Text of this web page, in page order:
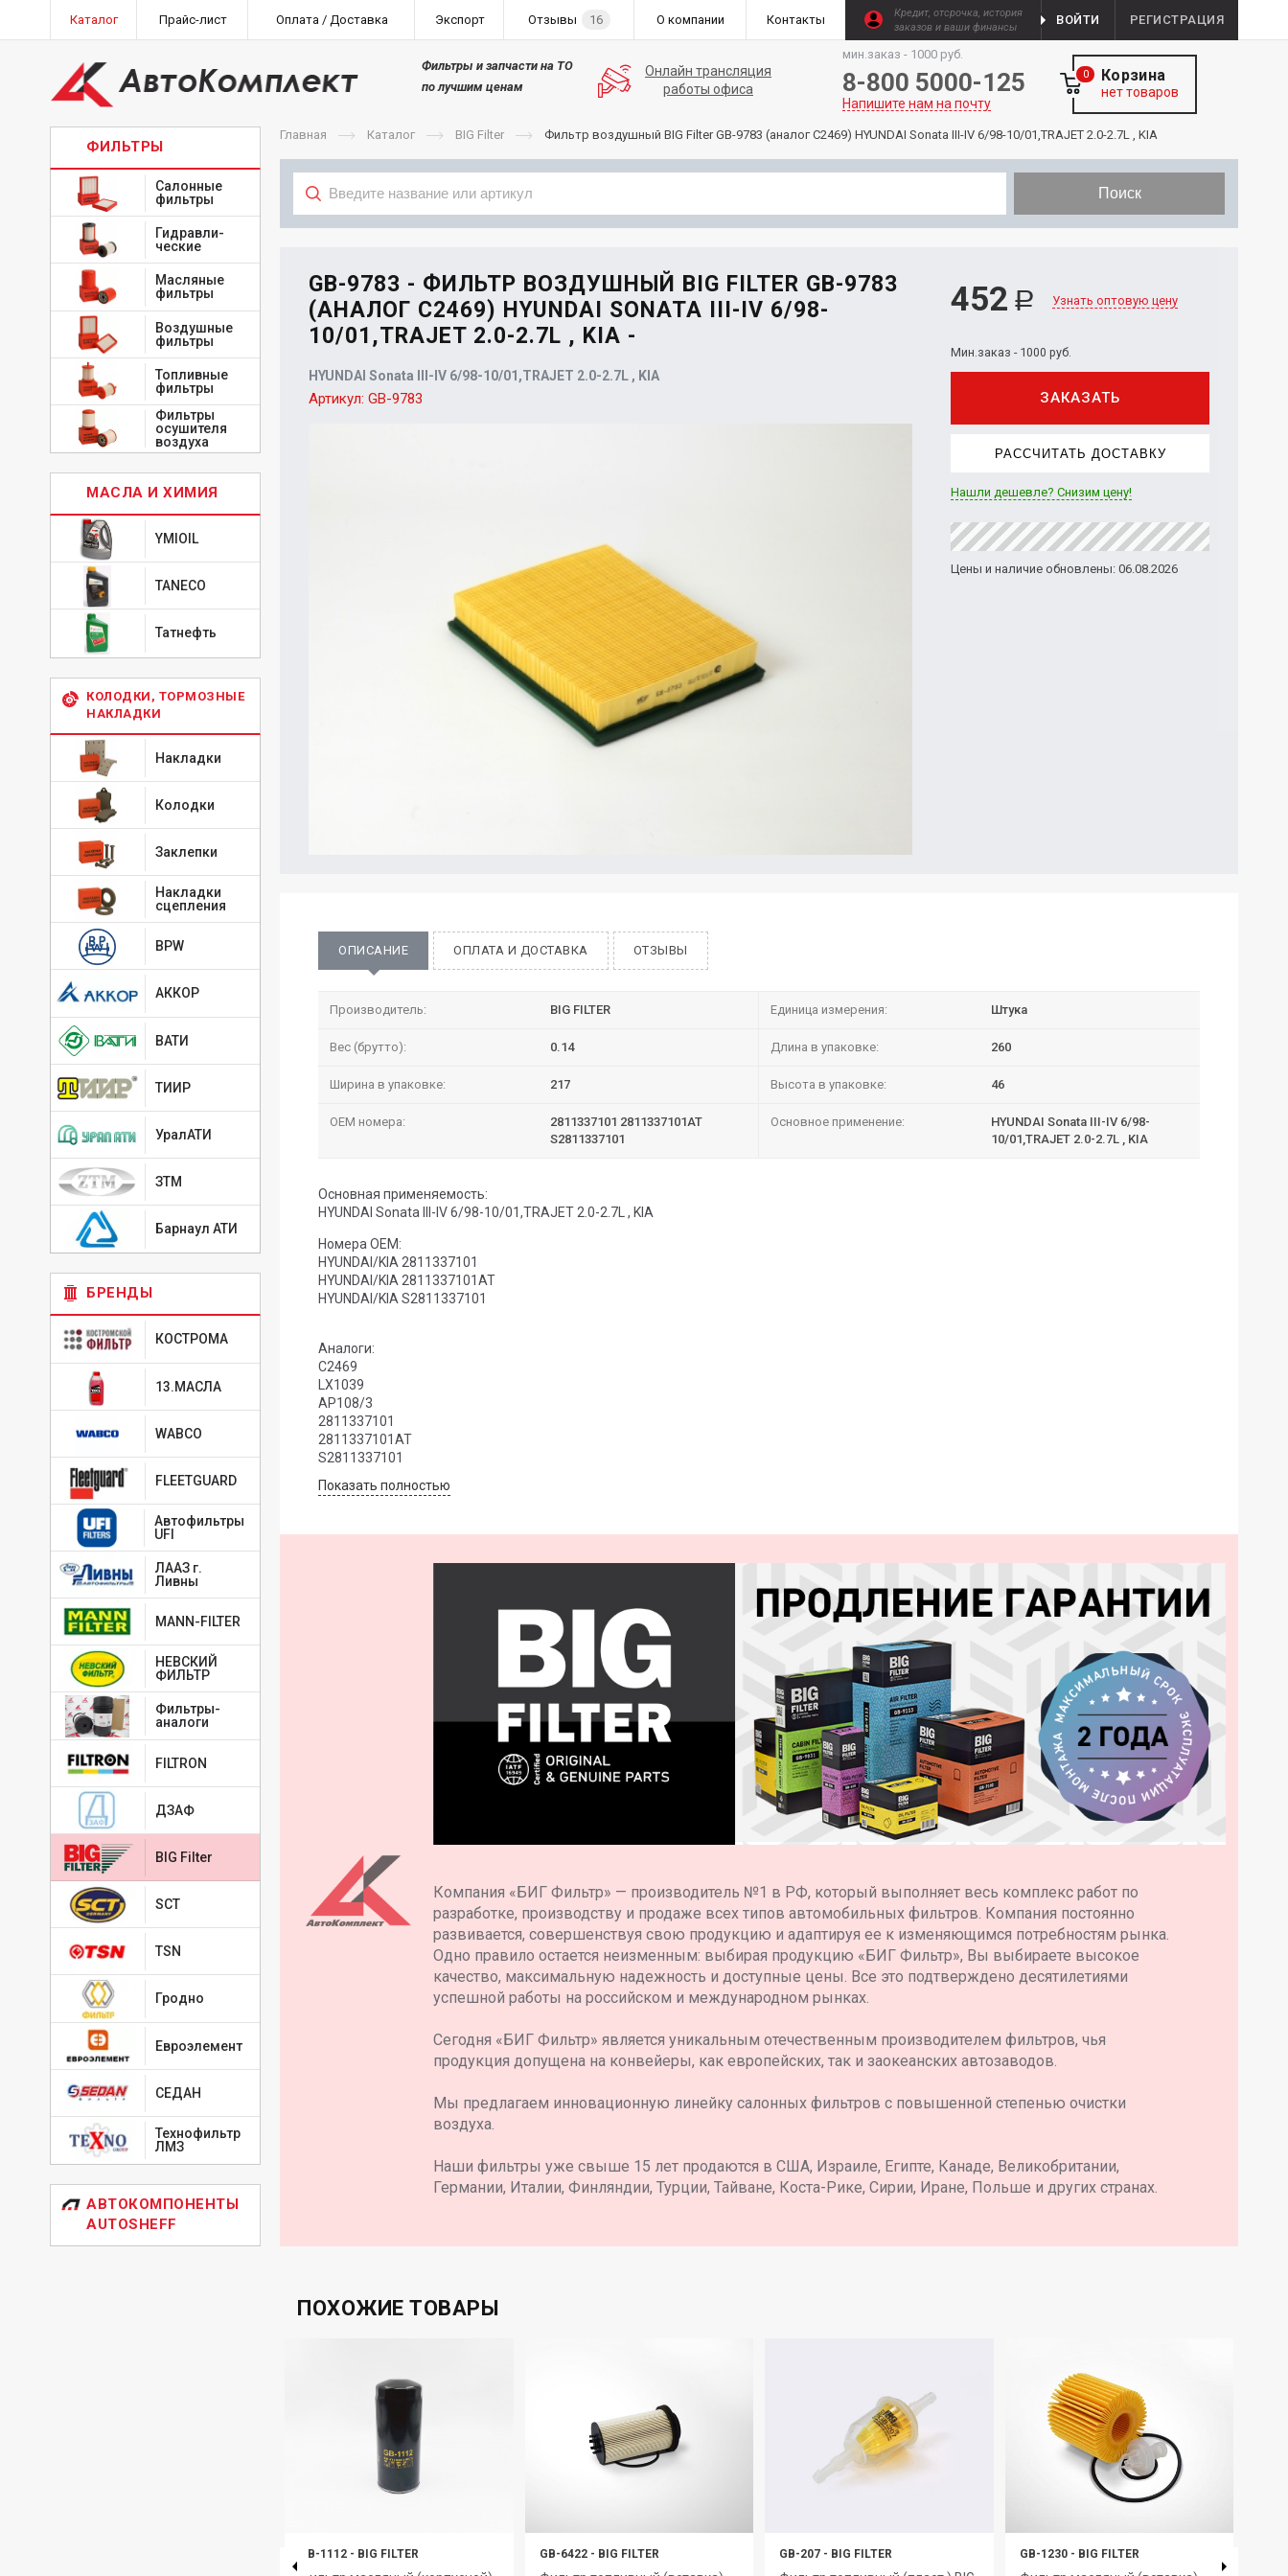
Каталог Прайс-лист Оплата / Доставка Экспорт Отзывы 16 О компании Контакты
Кредит, отсрочка, история
заказов и ваши финансы
ВОЙТИ РЕГИСТРАЦИЯ
Фильтры и запчасти на ТО
по лучшим ценам
Онлайн трансляция
работы офиса
мин.заказ - 1000 руб.
8-800 5000-125
Напишите нам на почту
Корзина
0
нет товаров
ФИЛЬТРЫ
Салонные
фильтры
Гидравли-
ческие
Масляные
фильтры
Воздушные
фильтры
Топливные
фильтры
Фильтры
осушителя
воздуха
МАСЛА И ХИМИЯ
YMIOIL
TANECO
Татнефть
КОЛОДКИ, ТОРМОЗНЫЕ
НАКЛАДКИ
Накладки
Колодки
Заклепки
Накладки
сцепления
BPW
АККОР
ВАТИ
ТИИР
УралАТИ
ЗТМ
Барнаул АТИ
БРЕНДЫ
КОСТРОМА
13.МАСЛА
WABCO
FLEETGUARD
Автофильтры
UFI
ЛААЗ г.
Ливны
MANN-FILTER
НЕВСКИЙ
ФИЛЬТР
Фильтры-
аналоги
FILTRON
ДЗАФ
BIG Filter
SCT
TSN
Гродно
Евроэлемент
СЕДАН
Технофильтр
ЛМЗ
АВТОКОМПОНЕНТЫ
AUTOSHEFF
Главная Каталог BIG Filter Фильтр воздушный BIG Filter GB-9783 (аналог C2469) HYUNDAI Sonata III-IV 6/98-10/01,TRAJET 2.0-2.7L , KIA
Поиск
GB-9783 - ФИЛЬТР ВОЗДУШНЫЙ BIG FILTER GB-9783
(АНАЛОГ C2469) HYUNDAI SONATA III-IV 6/98-
10/01,TRAJET 2.0-2.7L , KIA -
HYUNDAI Sonata III-IV 6/98-10/01,TRAJET 2.0-2.7L , KIA
Артикул: GB-9783
452 Р Узнать оптовую цену
Мин.заказ - 1000 руб.
ЗАКАЗАТЬ
РАССЧИТАТЬ ДОСТАВКУ
Нашли дешевле? Снизим цену!
Цены и наличие обновлены: 06.08.2026
ОПИСАНИЕ ОПЛАТА И ДОСТАВКА ОТЗЫВЫ
Производитель: BIG FILTER Единица измерения: Штука
Вес (брутто): 0.14 Длина в упаковке: 260
Ширина в упаковке: 217 Высота в упаковке: 46
OEM номера:
2811337101 2811337101AT
S2811337101
Основное применение:
HYUNDAI Sonata III-IV 6/98-
10/01,TRAJET 2.0-2.7L , KIA
Основная применяемость:
HYUNDAI Sonata III-IV 6/98-10/01,TRAJET 2.0-2.7L , KIA
Номера OEM:
HYUNDAI/KIA 2811337101
HYUNDAI/KIA 2811337101AT
HYUNDAI/KIA S2811337101
Аналоги:
C2469
LX1039
AP108/3
2811337101
2811337101AT
S2811337101
Показать полностью
Компания «БИГ Фильтр» — производитель №1 в РФ, который выполняет весь комплекс работ по
разработке, производству и продаже всех типов автомобильных фильтров. Компания постоянно
развивается, совершенствуя свою продукцию и адаптируя ее к изменяющимся потребностям рынка.
Одно правило остается неизменным: выбирая продукцию «БИГ Фильтр», Вы выбираете высокое
качество, максимальную надежность и доступные цены. Все это подтверждено десятилетиями
успешной работы на российском и международном рынках.
Сегодня «БИГ Фильтр» является уникальным отечественным производителем фильтров, чья
продукция допущена на конвейеры, как европейских, так и заокеанских автозаводов.
Мы предлагаем инновационную линейку салонных фильтров с повышенной степенью очистки
воздуха.
Наши фильтры уже свыше 15 лет продаются в США, Израиле, Египте, Канаде, Великобритании,
Германии, Италии, Финляндии, Турции, Тайване, Коста-Рике, Сирии, Иране, Польше и других странах.
ПОХОЖИЕ ТОВАРЫ
GB-1112 - BIG FILTER GB-6422 - BIG FILTER GB-207 - BIG FILTER GB-1230 - BIG FILTER